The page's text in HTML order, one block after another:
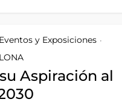
Eventos y Exposiciones •
Aspiración al